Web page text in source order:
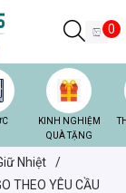
0
KINH NGHIỆM
QUÀ TẶNG
Nhiệt
/
THEO YÊU CẦU